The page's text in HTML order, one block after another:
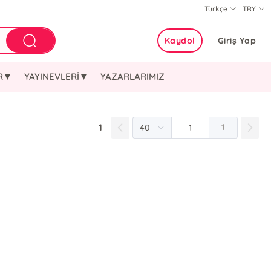
TRY
Türkçe
Giriş Yap
Kaydol
YAYINEVLERİ▼ YAZARLARIMIZ
1 1